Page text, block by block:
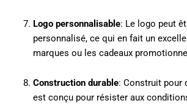
Logo personnalisable: Le logo peut
personnalisé, ce qui en fait un
marques ou les cadeaux
Construction durable: Construit pour
est conçu pour résister aux